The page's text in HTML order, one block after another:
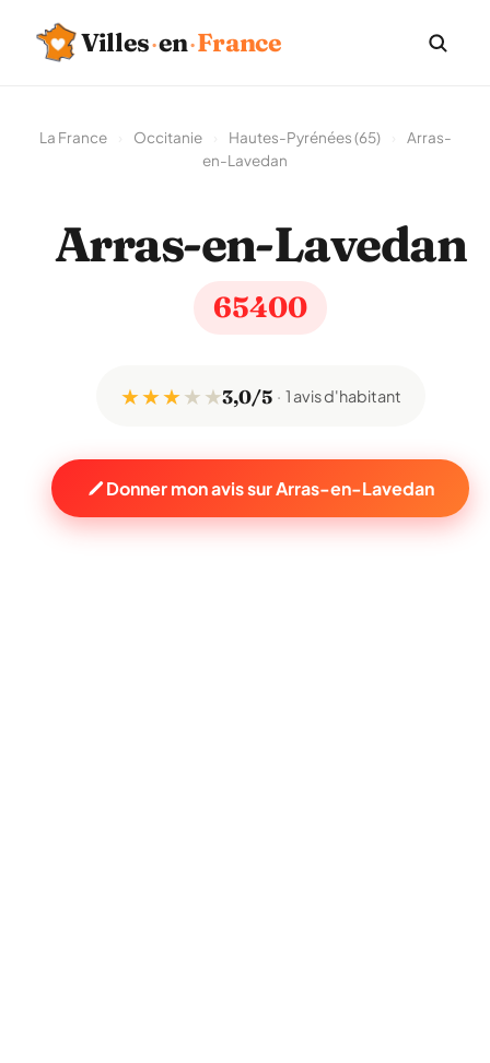
Villes·en·France
La France Occitanie Hautes-Pyrénées (65)
Arras-
en-Lavedan
Arras-en-Lavedan
65400
★ ★ ★★ ★3,0/5 1 avis d'habitant
Donner mon avis sur Arras-en-Lavedan